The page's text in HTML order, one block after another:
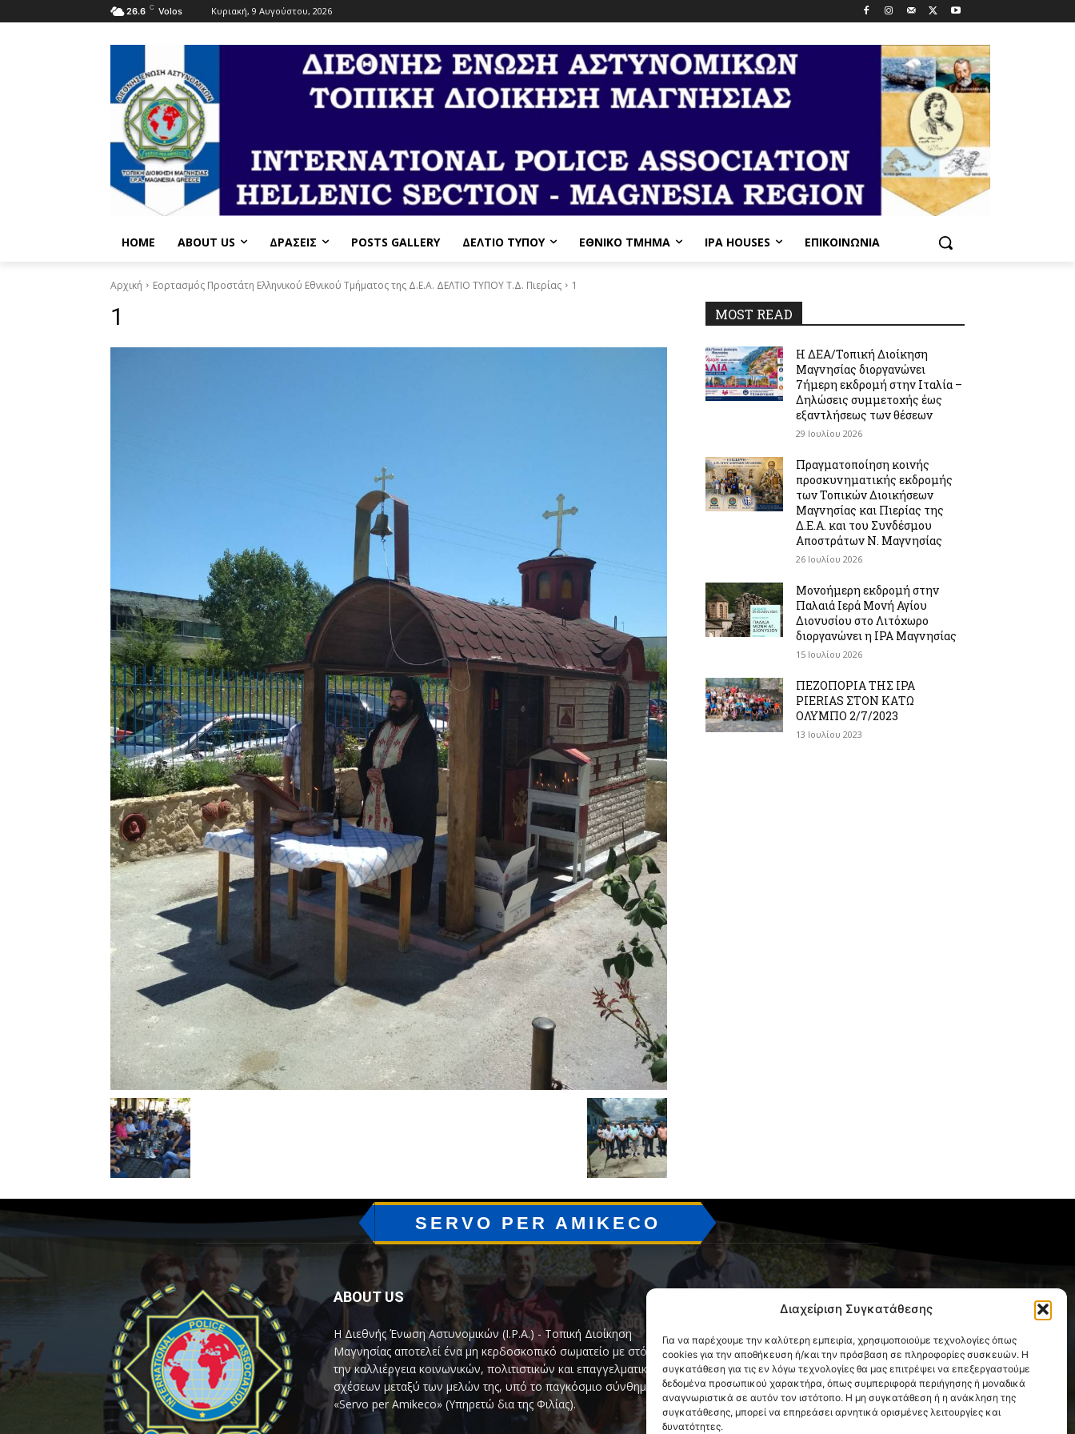
Διαχείριση Συγκατάθεσης
Για να παρέχουμε την καλύτερη εμπειρία, χρησιμοποιούμε τεχνολογίες όπως
cookies για την αποθήκευση ή/και την πρόσβαση σε πληροφορίες συσκευών. Η
συγκατάθεση για τις εν λόγω τεχνολογίες θα μας επιτρέψει να επεξεργαστούμε
δεδομένα προσωπικού χαρακτήρα, όπως συμπεριφορά περιήγησης ή μοναδικά
αναγνωριστικά σε αυτόν τον ιστότοπο. Η μη συγκατάθεση ή η ανάκληση της
συγκατάθεσης, μπορεί να επηρεάσει αρνητικά ορισμένες λειτουργίες και
δυνατότητες.
26.6 C Volos Κυριακή, 9 Αυγούστου, 2026
HOME ABOUT US ΔΡΆΣΕΙΣ POSTS GALLERY ΔΕΛΤΙΟ ΤΥΠΟΥ ΕΘΝΙΚΌ ΤΜΉΜΑ IPA HOUSES ΕΠΙΚΟΙΝΩΝΊΑ
Αρχική Εορτασμός Προστάτη Ελληνικού Εθνικού Τμήματος της Δ.Ε.Α. ΔΕΛΤΙΟ ΤΥΠΟΥ Τ.Δ. Πιερίας 1
1 MOST READ
Η ΔΕΑ/Τοπική Διοίκηση
Μαγνησίας διοργανώνει
7ήμερη εκδρομή στην Ιταλία –
Δηλώσεις συμμετοχής έως
εξαντλήσεως των θέσεων
29 Ιουλίου 2026
Πραγματοποίηση κοινής
προσκυνηματικής εκδρομής
των Τοπικών Διοικήσεων
Μαγνησίας και Πιερίας της
Δ.Ε.Α. και του Συνδέσμου
Αποστράτων Ν. Μαγνησίας
26 Ιουλίου 2026
Μονοήμερη εκδρομή στην
Παλαιά Ιερά Μονή Αγίου
Διονυσίου στο Λιτόχωρο
διοργανώνει η IPA Μαγνησίας
15 Ιουλίου 2026
ΠΕΖΟΠΟΡΙΑ ΤΗΣ IPA
PIERIAS ΣΤΟΝ ΚΑΤΩ
ΟΛΥΜΠΟ 2/7/2023
13 Ιουλίου 2023
SERVO PER AMIKECO
ABOUT US
Η Διεθνής Ένωση Αστυνομικών (I.P.A.) - Τοπική Διοίκηση
Μαγνησίας αποτελεί ένα μη κερδοσκοπικό σωματείο με στόχο
την καλλιέργεια κοινωνικών, πολιτιστικών και επαγγελματικών
σχέσεων μεταξύ των μελών της, υπό το παγκόσμιο σύνθημα
«Servo per Amikeco» (Υπηρετώ δια της Φιλίας).